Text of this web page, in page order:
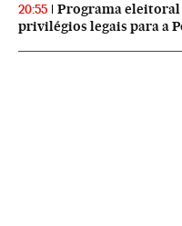
20:55
Programa eleitoral
privilégios legais para a